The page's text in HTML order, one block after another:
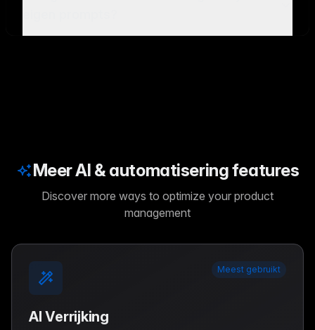
Meer AI & automatisering features
Discover more ways to optimize your product
management
Meest gebruikt
AI Verrijking